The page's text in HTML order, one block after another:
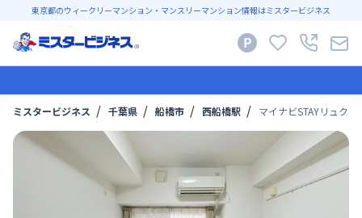
東京都のウィークリーマンション・マンスリーマンション情報はミスタービジネス
ミスタービジネス 千葉県 船橋市 西船橋駅 マイナビSTAYリュク